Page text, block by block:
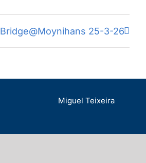
Bridge@Moynihans 25-3-26
Miguel Teixeira